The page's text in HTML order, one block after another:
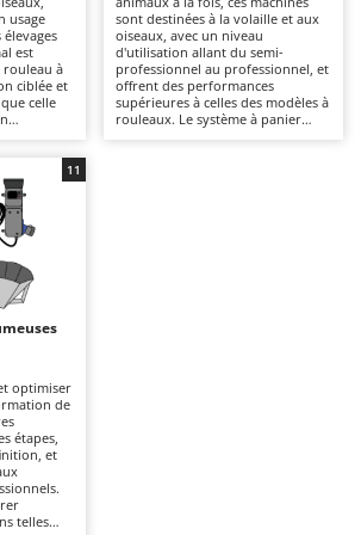
pour le bois - Scies à bûches
extérieurs
horizontal pour tracteur
tracteur
batterie - Démarreurs
tracteur
usage
est
rouleau à
ciblée et
celle
le
à un
de
le
sont destinées à la volaille et aux
oiseaux, avec un niveau
d'utilisation allant du semi-
professionnel au professionnel, et
offrent des performances
supérieures à celles des modèles à
rouleaux. Le système à panier
optimiser
de
étapes,
et
telles
11